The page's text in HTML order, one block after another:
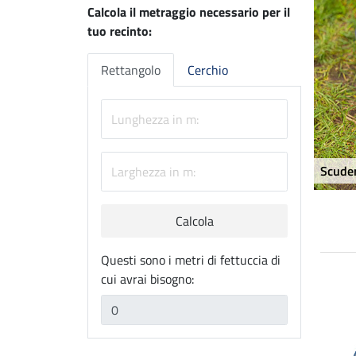
Calcola il metraggio necessario per il
tuo recinto:
Rettangolo Cerchio
Calcola
Questi sono i metri di fettuccia di
cui avrai bisogno: